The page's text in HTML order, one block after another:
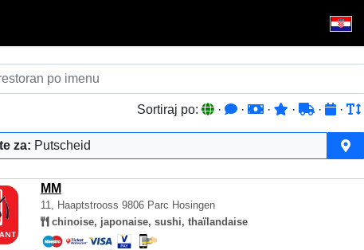
Sortiraj po: · · · · · ·
za: Putscheid
MM
11, Haaptstrooss 9806 Parc Hosingen
chinoise, japonaise, sushi, thaïlandaise